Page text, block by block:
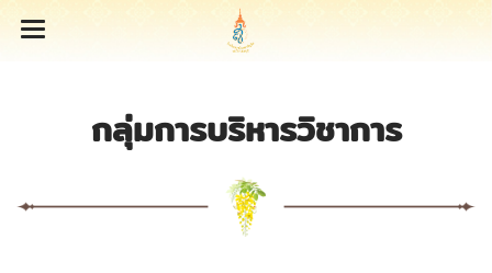
กลุ่มการบริหารวิชาการ